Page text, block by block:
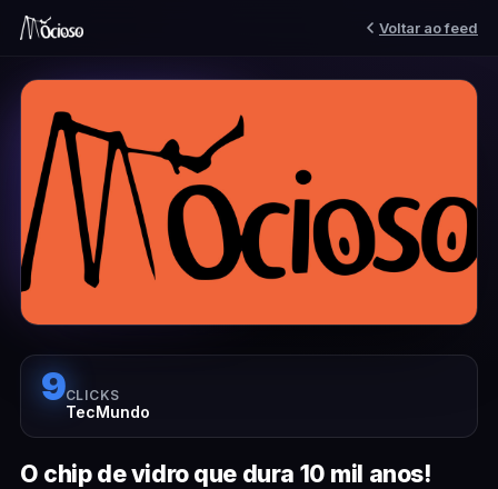
Voltar ao feed
9CLICKS
TecMundo
O chip de vidro que dura 10 mil anos!